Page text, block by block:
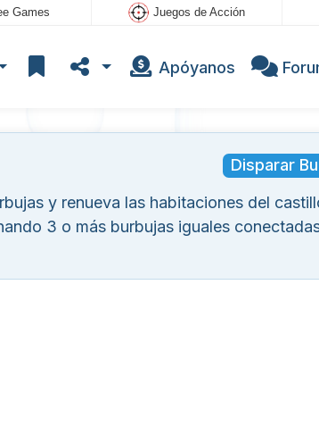
Games Juegos de Acción
Apóyanos
Disparar
y renueva las habitaciones del
3 o más burbujas iguales